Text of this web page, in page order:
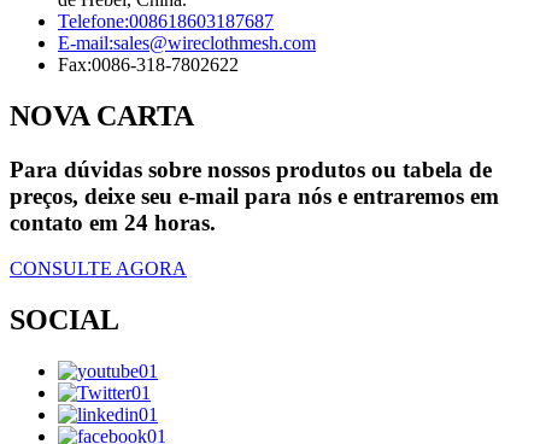
Telefone:008618603187687
E-mail:sales@wireclothmesh.com
Fax:0086-318-7802622
NOVA CARTA
Para dúvidas sobre nossos produtos ou tabela de
preços, deixe seu e-mail para nós e entraremos em
contato em 24 horas.
CONSULTE AGORA
SOCIAL